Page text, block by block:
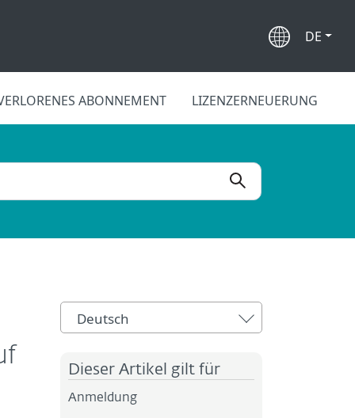
DE
ABONNEMENT LIZENZERNEUERUNG
Deutsch
Dieser Artikel gilt für
Anmeldung